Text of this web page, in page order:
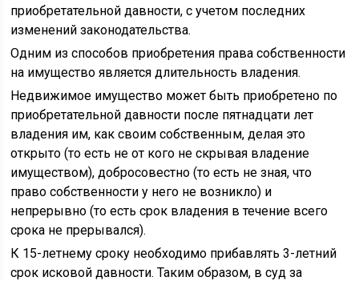
приобретательной давности, с учетом последних
изменений законодательства.
Одним из способов приобретения права собственности
на имущество является длительность владения.
Недвижимое имущество может быть приобретено по
приобретательной давности после пятнадцати лет
владения им, как своим собственным, делая это
открыто (то есть не от кого не скрывая владение
имуществом), добросовестно (то есть не зная, что
право собственности у него не возникло) и
непрерывно (то есть срок владения в течение всего
срока не прерывался).
К 15-летнему сроку необходимо прибавлять 3-летний
срок исковой давности. Таким образом, в суд за